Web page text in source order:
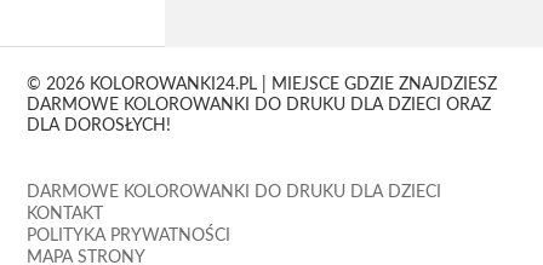
© 2026 KOLOROWANKI24.PL | MIEJSCE GDZIE ZNAJDZIESZ
DARMOWE KOLOROWANKI DO DRUKU DLA DZIECI ORAZ
DLA DOROSŁYCH!
DARMOWE KOLOROWANKI DO DRUKU DLA DZIECI
KONTAKT
POLITYKA PRYWATNOŚCI
MAPA STRONY